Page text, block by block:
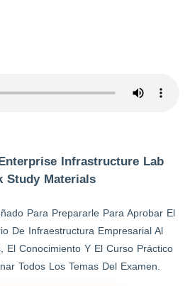
Infrastructure Lab
Study Materials
Para Prepararle Para Aprobar El
De Infraestructura Empresarial Al
El Conocimiento Y El Curso Práctico
Todos Los Temas Del Examen.